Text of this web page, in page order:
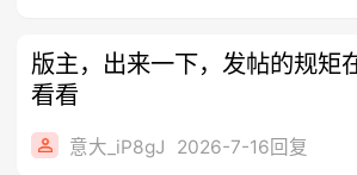
版主，出来一下，发帖的规矩
看看
意大_iP8gJ 2026-7-16回复